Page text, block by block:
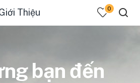
Thiệu 0
bạn đến